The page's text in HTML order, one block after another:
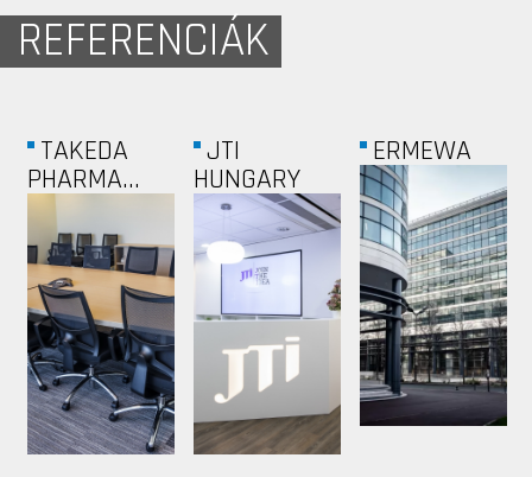
REFERENCIÁK
SKANSKA
MAGÁNLAKÁS
-...
KMW